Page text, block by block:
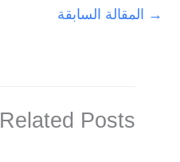
→ المقالة السابقة
Related Posts